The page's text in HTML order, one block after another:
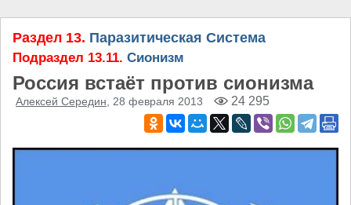
Раздел 13. Паразитическая Система
Подраздел 13.11. Сионизм
Россия встаёт против сионизма
Алексей Середин , 28 февраля 2013 24 295